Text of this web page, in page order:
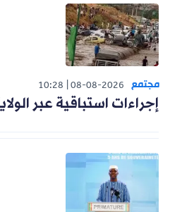
مجتمع 08-08-2026
10:28
إجراءات استباقية عبر